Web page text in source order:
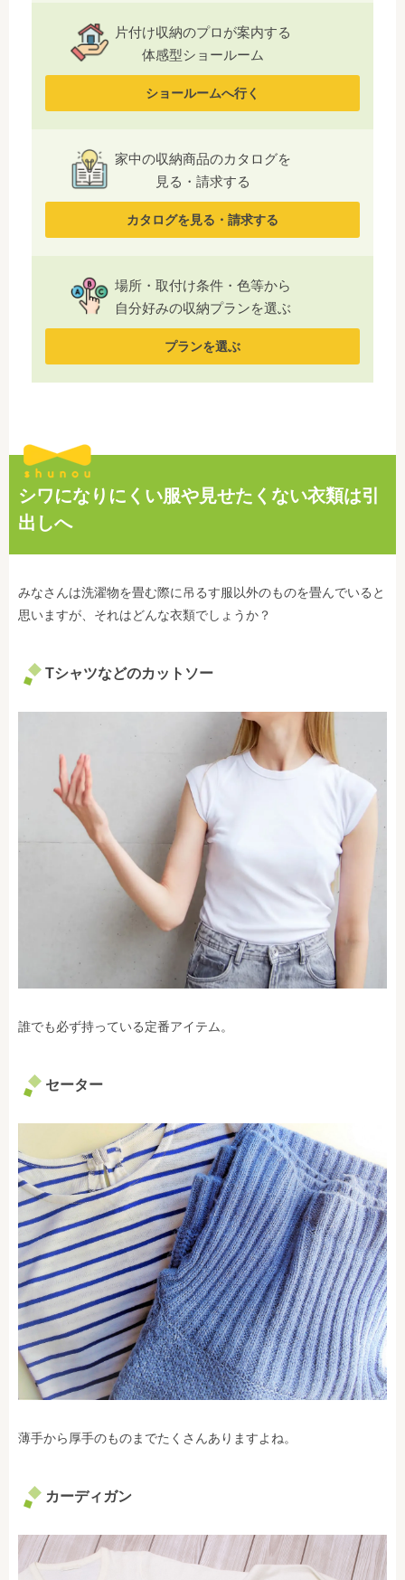
片付け収納のプロが案内する
体感型ショールーム
ショールームへ行く
家中の収納商品のカタログを
見る・請求する
カタログを見る・請求する
場所・取付け条件・色等から
自分好みの収納プランを選ぶ
プランを選ぶ
シワになりにくい服や見せたくない衣類は引
出しへ
みなさんは洗濯物を畳む際に吊るす服以外のものを畳んでいると
思いますが、それはどんな衣類でしょうか？
Tシャツなどのカットソー
誰でも必ず持っている定番アイテム。
セーター
薄手から厚手のものまでたくさんありますよね。
カーディガン